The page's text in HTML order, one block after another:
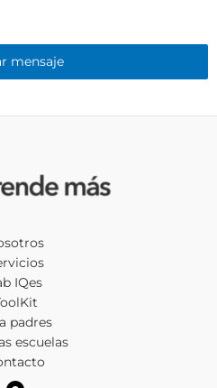
mensaje
IQes
padres
escuelas